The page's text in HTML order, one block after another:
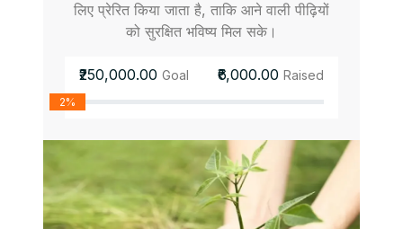
लिए प्रेरित किया जाता है, ताकि आने वाली पीढ़ियों
को सुरक्षित भविष्य मिल सके।
₹250,000.00 Goal ₹6,000.00 Raised
2%